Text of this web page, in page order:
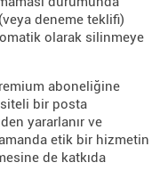
deneme teklifi)
olarak silinmeye
aboneliğine
bir posta
yararlanır ve
etik bir hizmetin
de katkıda